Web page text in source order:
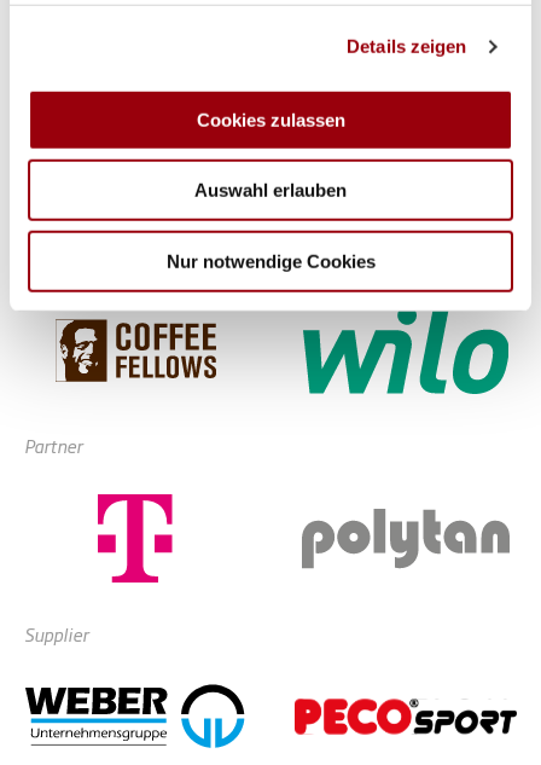
personalisieren, Funktionen für soziale Medien anbieten
soziale Medien, Werbung und Analysen weiter. Unsere
Partner führen diese Informationen möglicherweise mit
weiteren Daten zusammen, die Sie ihnen bereitgestellt
haben oder die sie im Rahmen Ihrer Nutzung der Dienste
Details zeigen
Cookies zulassen
Auswahl erlauben
Nur notwendige Cookies
Partner
Supplier